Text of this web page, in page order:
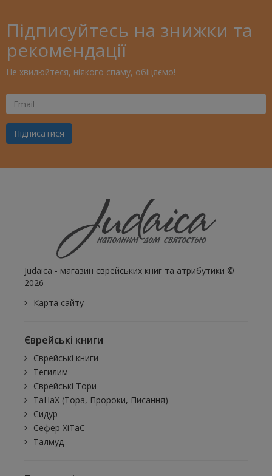
Підписуйтесь на знижки та
рекомендації
Не хвилюйтеся, ніякого спаму, обіцяємо!
Ваш
Email
Підписатися
Judaica - магазин єврейських книг та атрибутики ©
2026
Карта сайту
Єврейські книги
Єврейські книги
Тегилим
Єврейські Тори
ТаНаХ (Тора, Пророки, Писання)
Сидур
Сефер ХіТаС
Талмуд